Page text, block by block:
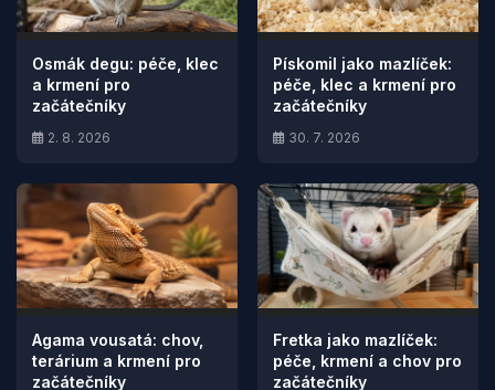
Osmák degu: péče, klec
a krmení pro
začátečníky
2. 8. 2026
Pískomil jako mazlíček:
péče, klec a krmení pro
začátečníky
30. 7. 2026
Agama vousatá: chov,
terárium a krmení pro
začátečníky
Fretka jako mazlíček:
péče, krmení a chov pro
začátečníky